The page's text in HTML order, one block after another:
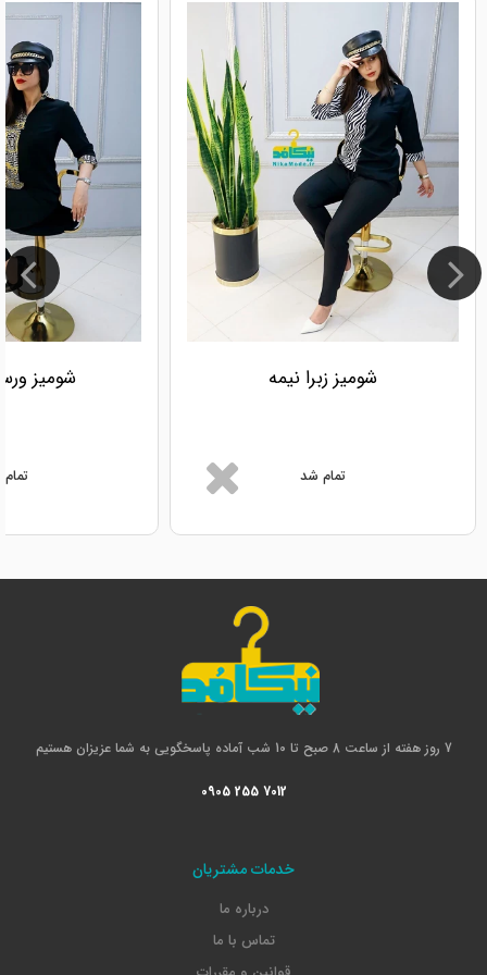
شومیز زبرا نیمه
تمام شد
شومیز
7 روز هفته از ساعت 8 صبح تا 10 شب آماده پاسخگویی به شما عزیزان هستیم
0905 255 7012
خدمات مشتریان
درباره ما
تماس با ما